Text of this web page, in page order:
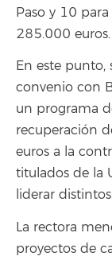
Paso y 10
285.000 euros.
En este punto,
convenio con
un programa
recuperación
euros a la
titulados de la
liderar
La rectora
proyectos de